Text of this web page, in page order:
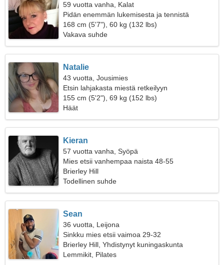
59 vuotta vanha, Kalat
Pidän enemmän lukemisesta ja tennistä
168 cm (5'7"), 60 kg (132 lbs)
Vakava suhde
Natalie
43 vuotta, Jousimies
Etsin lahjakasta miestä retkeilyyn
155 cm (5'2"), 69 kg (152 lbs)
Häät
Kieran
57 vuotta vanha, Syöpä
Mies etsii vanhempaa naista 48-55
Brierley Hill
Todellinen suhde
Sean
36 vuotta, Leijona
Sinkku mies etsii vaimoa 29-32
Brierley Hill, Yhdistynyt kuningaskunta
Lemmikit, Pilates